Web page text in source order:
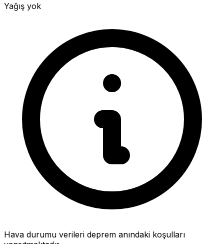
Yağış yok
Hava durumu verileri deprem anındaki koşulları